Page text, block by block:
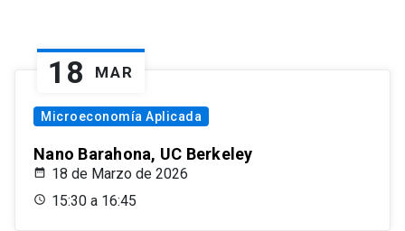
18 MAR
Microeconomía Aplicada
Nano Barahona, UC Berkeley
18 de Marzo de 2026
15:30 a 16:45